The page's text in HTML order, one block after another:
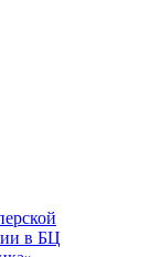
в БЦ